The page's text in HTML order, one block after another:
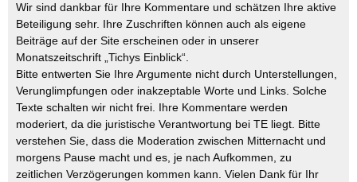
Wir sind dankbar für Ihre Kommentare und schätzen Ihre aktive
Beteiligung sehr. Ihre Zuschriften können auch als eigene
Beiträge auf der Site erscheinen oder in unserer
Monatszeitschrift „Tichys Einblick“.
Bitte entwerten Sie Ihre Argumente nicht durch Unterstellungen,
Verunglimpfungen oder inakzeptable Worte und Links. Solche
Texte schalten wir nicht frei. Ihre Kommentare werden
moderiert, da die juristische Verantwortung bei TE liegt. Bitte
verstehen Sie, dass die Moderation zwischen Mitternacht und
morgens Pause macht und es, je nach Aufkommen, zu
zeitlichen Verzögerungen kommen kann. Vielen Dank für Ihr